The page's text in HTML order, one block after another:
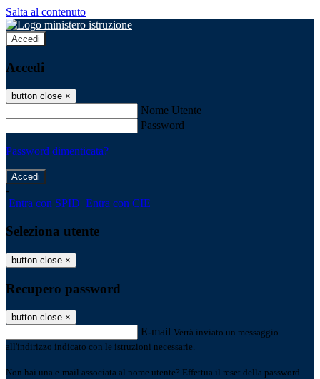
Salta al contenuto
Accedi
Accedi
button close ×
Nome Utente
Password
Password dimenticata?
-
Entra con SPID Entra con CIE
Seleziona utente
button close ×
Recupero password
button close ×
E-mail Verrà inviato un messaggio
all'indirizzo indicato con le istruzioni necessarie.
Non hai una e-mail associata al nome utente? Effettua il reset della password